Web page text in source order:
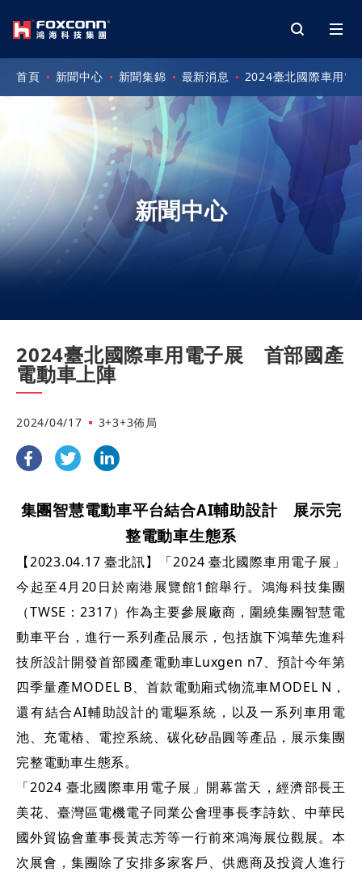
新聞中心
首頁 新聞中心 新聞集錦 最新消息 2024臺北國際車用
2024臺北國際車用電子展 首部國產
電動車上陣
2024/04/17 3+3+3佈局
集團智慧電動車平台結合AI輔助設計 展示完
整電動車生態系
【2023.04.17 臺北訊】「2024 臺北國際車用電子展」
今起至4月20日於南港展覽館1館舉行。鴻海科技集團
（TWSE：2317）作為主要參展廠商，圍繞集團智慧電
動車平台，進行一系列產品展示，包括旗下鴻華先進科
技所設計開發首部國產電動車Luxgen n7、預計今年第
四季量產MODEL B、首款電動廂式物流車MODEL N，
還有結合AI輔助設計的電驅系統，以及一系列車用電
池、充電樁、電控系統、碳化矽晶圓等產品，展示集團
完整電動車生態系。
「2024 臺北國際車用電子展」開幕當天， 經濟部長王
美花、臺灣區電機電子同業公會理事長李詩欽、中華民
國外貿協會董事長黃志芳等一行前來鴻海展位觀展。本
次展會，集團除了安排多家客戶、供應商及投資人進行